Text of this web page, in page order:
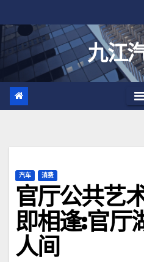
至
九江
汽车 消费
官厅公共艺
即相逢:官厅
人间